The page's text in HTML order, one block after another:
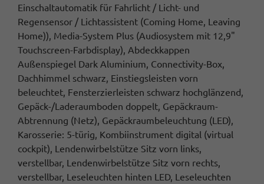
Einschaltautomatik für Fahrlicht / Licht- und
Regensensor / Lichtassistent (Coming Home, Leaving
Home)), Media-System Plus (Audiosystem mit 12,9"
Touchscreen-Farbdisplay), Abdeckkappen
Außenspiegel Dark Aluminium, Connectivity-Box,
Dachhimmel schwarz, Einstiegsleisten vorn
beleuchtet, Fensterzierleisten schwarz hochglänzend,
Gepäck-/Laderaumboden doppelt, Gepäckraum-
Abtrennung (Netz), Gepäckraumbeleuchtung (LED),
Karosserie: 5-türig, Kombiinstrument digital (virtual
cockpit), Lendenwirbelstütze Sitz vorn links,
verstellbar, Lendenwirbelstütze Sitz vorn rechts,
verstellbar, Leseleuchten hinten LED, Leseleuchten